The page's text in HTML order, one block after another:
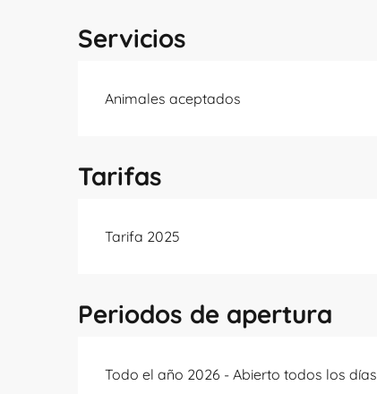
Servicios
Animales aceptados
Tarifas
Tarifa 2025
Periodos de apertura
Todo el año 2026 - Abierto todos los días